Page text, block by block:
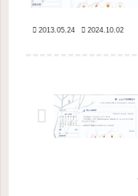
2013.05.24 2024.10.02